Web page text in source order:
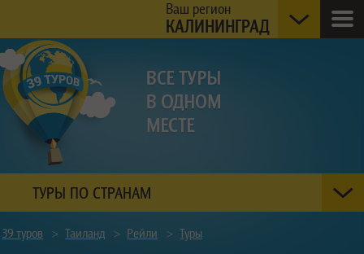
Ваш регион
КАЛИНИНГРАД
ТУРЫ ПО СТРАНАМ
39 туров > Таиланд > Рейли > Туры